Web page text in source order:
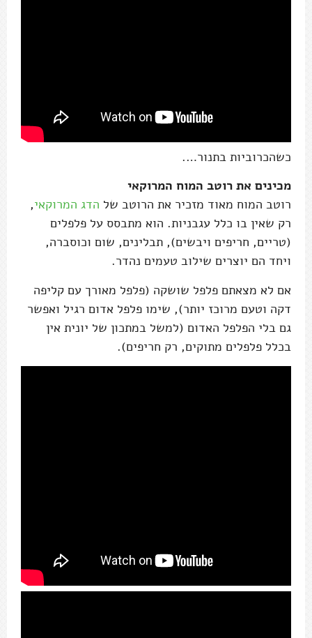
כשהכרוביות בתנור….
מכינים את רוטב המוח המרוקאי
רוטב המוח מאוד מזכיר את הרוטב של הדג המרוקאי,
רק שאין בו כלל עגבניות. הוא מתבסס על פלפלים
(טריים, חריפים ויבשים), תבלינים, שום וכוסברה,
ויחד הם יוצרים שילוב טעמים נהדר.
אם לא מצאתם פלפל שושקה (פלפל מאורך עם קליפה
דקה וטעם מרוכז יותר), שימו פלפל אדום רגיל ואפשר
גם בלי הפלפל האדום (למשל במתכון של יונית אין
בכלל פלפלים מתוקים, רק חריפים).